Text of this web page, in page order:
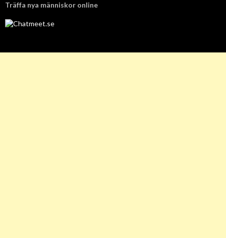
Träffa nya människor online